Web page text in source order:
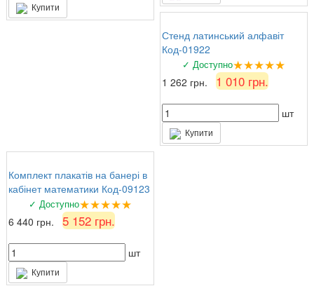
Купити
Стенд латинський алфавіт
Код-01922
✓ Доступно★★★★★
1 262 грн. 1 010 грн.
шт
Купити
Комплект плакатів на банері в
кабінет математики Код-09123
✓ Доступно★★★★★
6 440 грн. 5 152 грн.
шт
Купити